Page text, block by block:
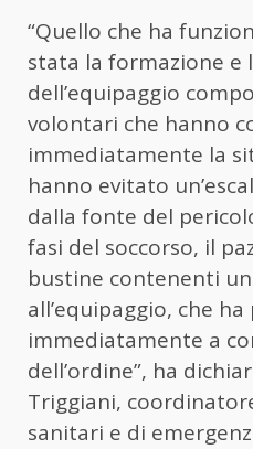
“Quello che ha
stata la formazione e
dell’equipaggio
volontari che hanno
immediatamente la
hanno evitato
dalla fonte del
fasi del soccorso, il
bustine contenenti
all’equipaggio, che
immediatamente a
dell’ordine”, ha
Triggiani,
sanitari e di